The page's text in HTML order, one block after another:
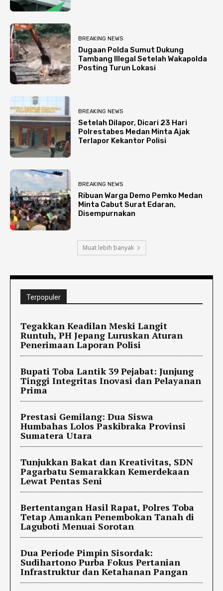
BREAKING NEWS
Dugaan Polda Sumut Dukung
Tambang Illegal Setelah Wakapolda
Posting Turun Lokasi
BREAKING NEWS
Setelah Dilapor, Dicari 23 Hari
Polrestabes Medan Minta Ajak
Terlapor Kekantor Polisi
BREAKING NEWS
Ribuan Warga Demo Pemko Medan
Minta Cabut Surat Edaran,
Disempurnakan
Muat lebih banyak
Terpopuler
Tegakkan Keadilan Meski Langit
Runtuh, PH Jepang Luruskan Aturan
Penerimaan Laporan Polisi
Bupati Toba Lantik 39 Pejabat: Junjung
Tinggi Integritas Inovasi dan Pelayanan
Prima
Prestasi Gemilang: Dua Siswa
Humbahas Lolos Paskibraka Provinsi
Sumatera Utara
Tunjukkan Bakat dan Kreativitas, SDN
Pagarbatu Semarakkan Kemerdekaan
Lewat Pentas Seni
Bertentangan Hasil Rapat, Polres Toba
Tetap Amankan Penembokan Tanah di
Laguboti Menuai Sorotan
Dua Periode Pimpin Sisordak:
Sudihartono Purba Fokus Pertanian
Infrastruktur dan Ketahanan Pangan